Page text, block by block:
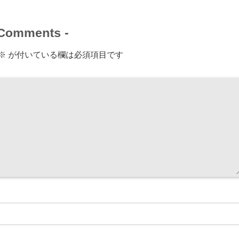
-
が付いている欄は必須項目です